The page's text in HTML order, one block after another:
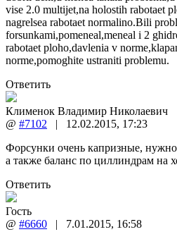
vise 2.0 multijet,na holostih rabotaet
nagrelsea rabotaet normalino.Bili
forsunkami,pomeneal,meneal i 2
rabotaet ploho,davlenia v
norme,pomoghite ustraniti problemu.
Ответить
Клименок Владимир Николаевич
@ #7102 | 12.02.2015, 17:23
Форсунки очень капризные, нужно
а также баланс по циллиндрам на
Ответить
Гость
@ #6660 | 7.01.2015, 16:58